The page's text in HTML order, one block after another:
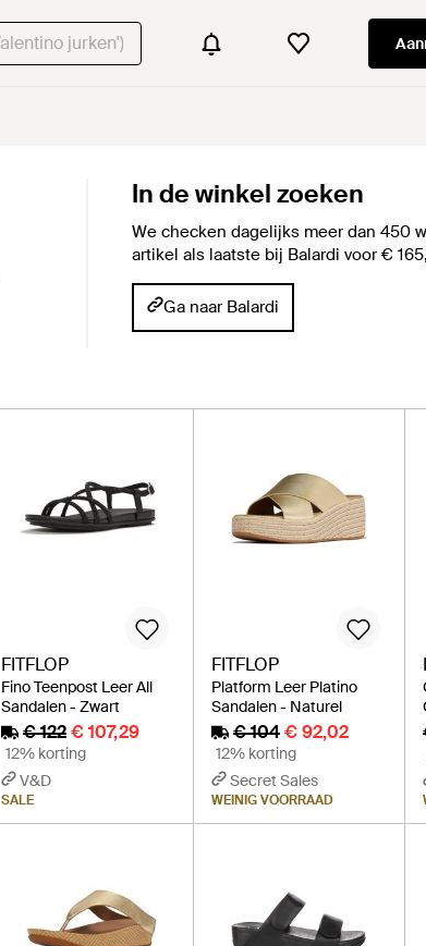
In de winkel zoeken
We checken dagelijks meer dan 450
artikel als laatste bij Balardi voor €
Ga naar Balardi
FITFLOP
Fino Teenpost Leer All
Sandalen - Zwart
€ 122 € 107,29
12% korting
V&D
SALE
FITFLOP
Platform Leer Platino
Sandalen - Naturel
€ 104 € 92,02
12% korting
Secret Sales
WEINIG VOORRAAD